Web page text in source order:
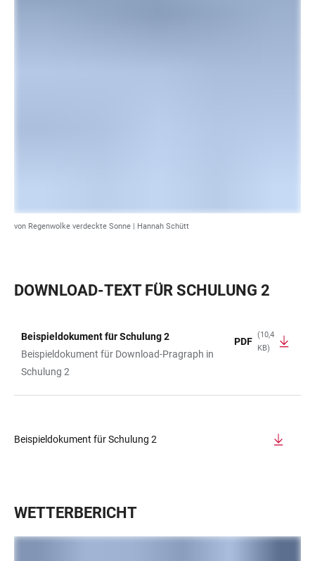
von Regenwolke verdeckte Sonne | Hannah Schütt
DOWNLOAD-TEXT FÜR SCHULUNG 2
TABELLE
Beispieldokument für Schulung 2
Beispieldokument für Download-Pragraph in
Schulung 2
PDF
(10,4
KB)
Beispieldokument für Schulung 2
WETTERBERICHT